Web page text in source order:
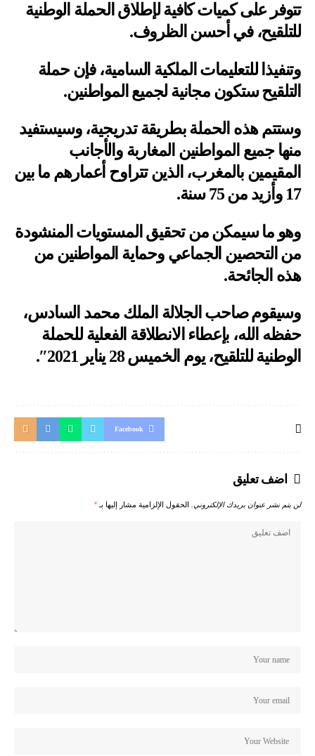
تتوفر على كميات كافية لإطلاق الحملة الوطنية
للتلقيح، في أحسن الظروف.
وتنفيذا للتعليمات الملكية السامية، فإن حملة
التلقيح ستكون مجانية لجميع المواطنين.
وستتم هذه الحملة بطريقة تدريجية، وسيستفيد
منها جميع المواطنين المغاربة والأجانب
المقيمين بالمغرب، الذين تتراوح أعمارهم ما بين
17 وأزيد من 75 سنة.
وهو ما سيمكن من تحقيق المستويات المنشودة
من التحصين الجماعي وحماية المواطنين من
هذه الجائحة.
وسيقوم صاحب الجلالة الملك محمد السادس،
حفظه الله، بإعطاء الانطلاقة الفعلية للحملة
الوطنية للتلقيح، يوم الخميس 28 يناير 2021″.
Facebook
اضف تعليق
لن يتم نشر عنوان بريدك الإلكتروني. الحقول الإلزامية مشار إليها بـ *